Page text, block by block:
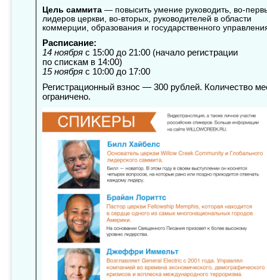
Цель саммита — повысить умение руководить, во-
лидеров церкви, во-вторых, руководителей в области
коммерции, образования и государственного
Расписание:
14 ноября с 15:00 до 21:00 (начало регистрации
по спискам в 14:00)
15 ноября с 10:00 до 17:00
Регистрационный взнос — 300 рублей. Количество
ограничено.